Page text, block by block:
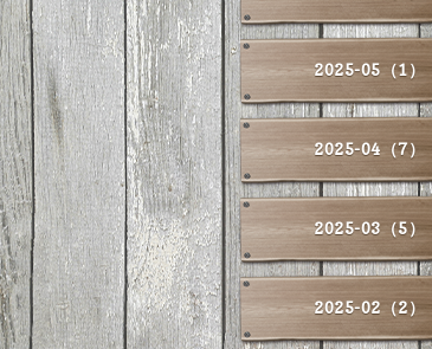
2025-05（1）
2025-04（7）
2025-03（5）
2025-02（2）